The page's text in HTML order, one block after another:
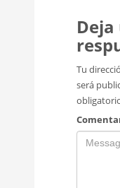
Deja
Tu
será